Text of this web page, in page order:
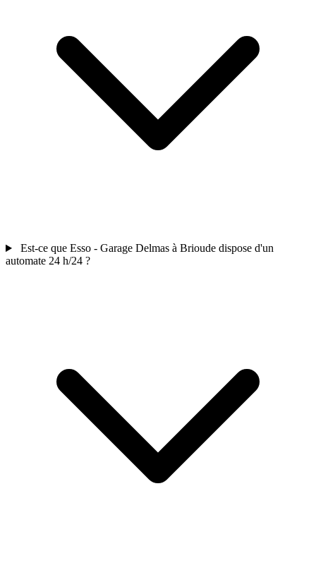
Est-ce que Esso - Garage Delmas à Brioude dispose d'un
automate 24 h/24 ?